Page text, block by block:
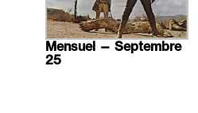
Mensuel — Septembre
25